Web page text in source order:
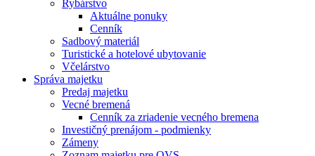
Rybárstvo
Aktuálne ponuky
Cenník
Sadbový materiál
Turistické a hotelové ubytovanie
Včelárstvo
Správa majetku
Predaj majetku
Vecné bremená
Cenník za zriadenie vecného bremena
Investičný prenájom - podmienky
Zámeny